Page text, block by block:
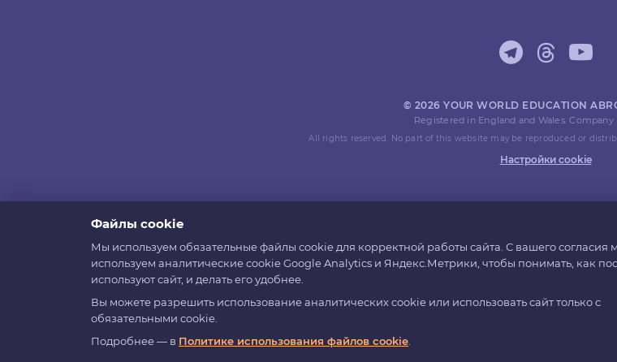
© 2026 YOUR WORLD EDUCATION
Registered in England and Wales. Company
All rights reserved. No part of this website may be reproduced or
Настройки cookie
Файлы cookie
Мы используем обязательные файлы cookie для корректной работы сайта. С вашего согласия
используем аналитические cookie Google Analytics и Яндекс.Метрики, чтобы понимать, как
используют сайт, и делать его удобнее.
Вы можете разрешить использование аналитических cookie или использовать сайт только с
обязательными cookie.
Подробнее — в Политике использования файлов cookie